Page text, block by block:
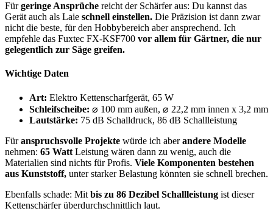
Fürgeringe Ansprüche reicht der Schärfer aus: Du kannst das
Gerät auch als Laie schnell einstellen. Die Präzision ist dann zwar
nicht die beste, für den Hobbybereich aber ansprechend. Ich
empfehle das Fuxtec FX-KSF700 vor allem für Gärtner, die nur
gelegentlich zur Säge greifen.
Wichtige Daten
Art: Elektro Kettenscharfgerät, 65 W
Schleifscheibe: ⌀ 100 mm außen, ⌀ 22,2 mm innen x 3,2 mm
Lautstärke: 75 dB Schalldruck, 86 dB Schallleistung
Füranspruchsvolle Projekte würde ich aberandere Modelle
nehmen: 65 Watt Leistung wären dann zu wenig, auch die
Materialien sind nichts für Profis. Viele Komponenten bestehen
aus Kunststoff, unter starker Belastung könnten sie schnell brechen.
Ebenfalls schade: Mit bis zu 86 Dezibel Schallleistung ist dieser
Kettenschärfer überdurchschnittlich laut.